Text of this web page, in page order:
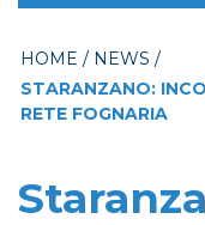
HOME / NEWS /
STARANZANO:
RETE FOGNARIA